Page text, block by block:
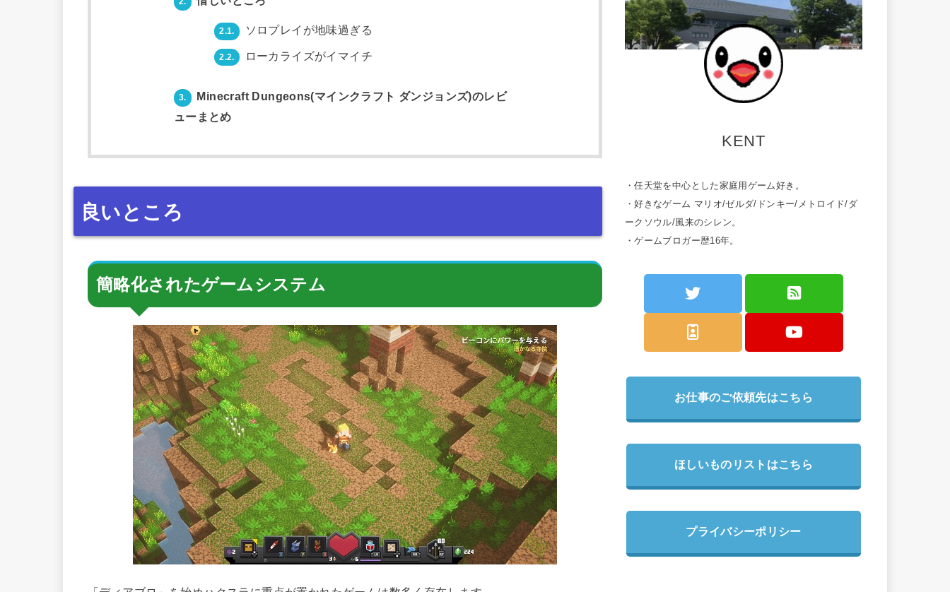
2.1. ソロプレイが地味過ぎる
2.2. ローカライズがイマイチ
3.
Minecraft Dungeons(マインクラフト ダンジョンズ)のレビ
ューまとめ
良いところ
簡略化されたゲームシステム
KENT
・任天堂を中心とした家庭用ゲーム好き。
・好きなゲーム マリオ/ゼルダ/ドンキー/メトロイド/ダ
ークソウル/風来のシレン。
・ゲームブロガー歴16年。
お仕事のご依頼先はこちら
ほしいものリストはこちら
プライバシーポリシー